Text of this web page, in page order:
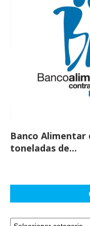
Banco Alimentar
toneladas de...